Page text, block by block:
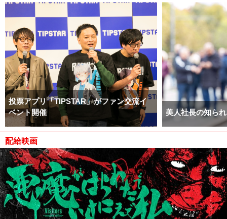
投票アプリ「TIPSTAR」がファン交流イ
ベント開催
美人社長の知ら
配給映画